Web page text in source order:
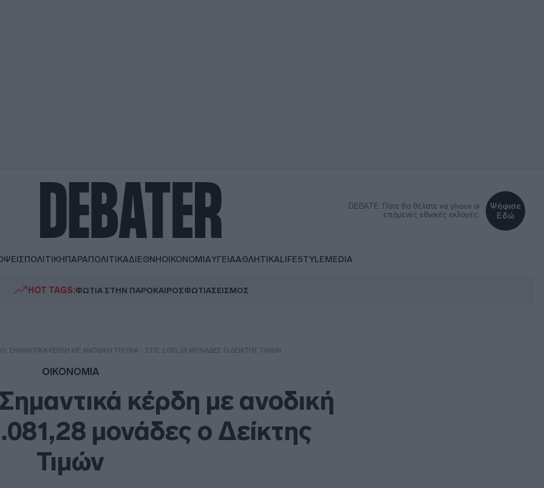
DEBATE: Πότε θα θέλατε να γίνουν οι
επόμενες εθνικές εκλογές;
Ψήφισε
Εδώ
ΠΟΛΙΤΙΚΗΠΑΡΑΠΟΛΙΤΙΚΑΔΙΕΘΝΗΟΙΚΟΝΟΜΙΑΥΓΕΙΑΑΘΛΗΤΙΚΑLIFESTYLEMEDIA
HOT TAGS:ΦΩΤΙΑ ΣΤΗΝ ΠΑΡΟΚΑΙΡΟΣΦΩΤΙΑΣΕΙΣΜΟΣ
ΣΗΜΑΝΤΙΚΆ ΚΈΡΔΗ ΜΕ ΑΝΟΔΙΚΉ ΤΡΟΧΙΆ – ΣΤΙΣ 2.081,28 ΜΟΝΆΔΕΣ Ο ΔΕΊΚΤΗΣ ΤΙΜΏΝ
ΟΙΚΟΝΟΜΙΑ
κέρδη με ανοδική
μονάδες ο Δείκτης
Τιμών